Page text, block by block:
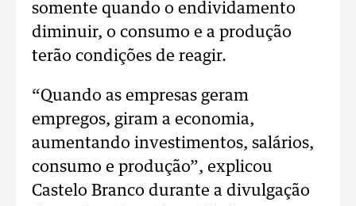
somente quando o endividamento
diminuir, o consumo e a produção
terão condições de reagir.
“Quando as empresas geram
empregos, giram a economia,
aumentando investimentos, salários,
consumo e produção”, explicou
Castelo Branco durante a divulgação